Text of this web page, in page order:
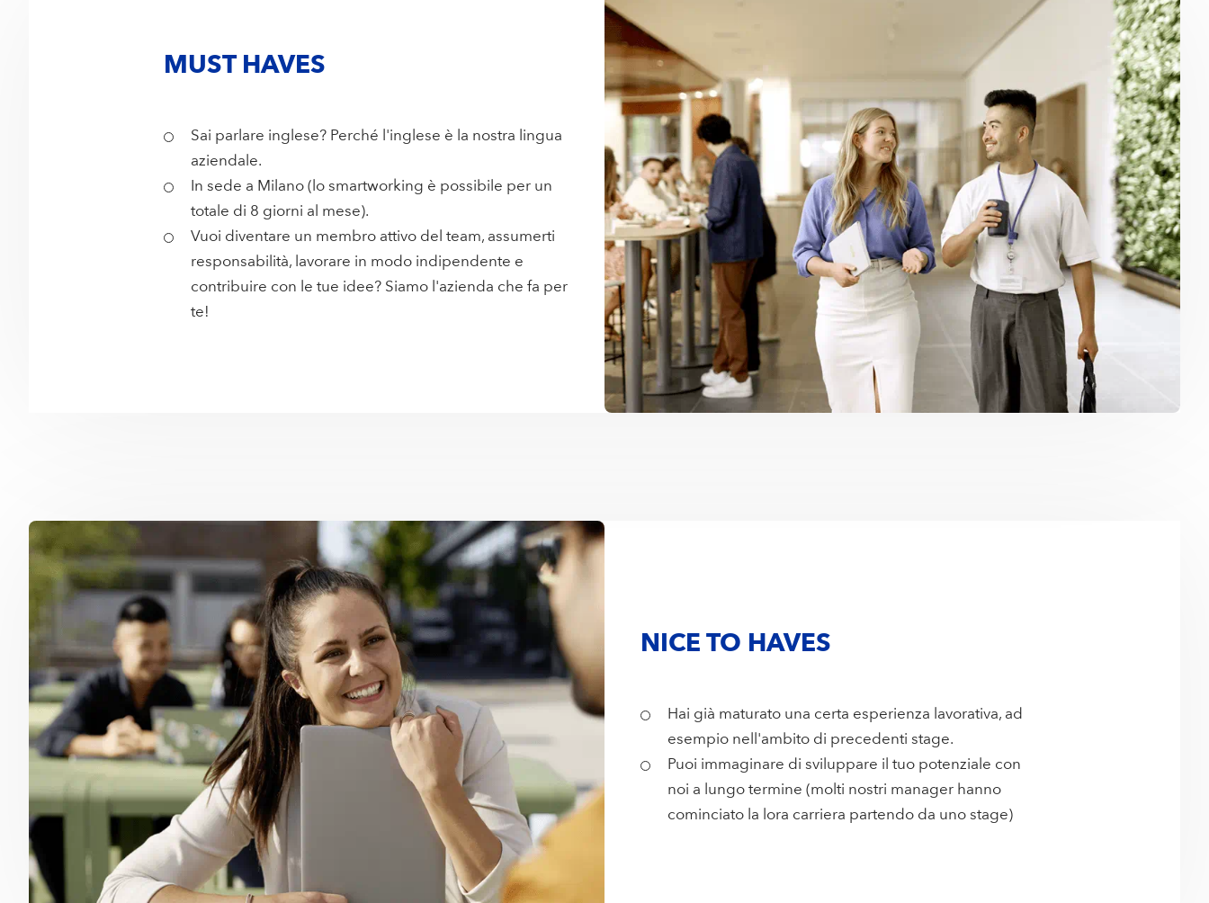
MUST HAVES
Sai parlare inglese? Perché l'inglese è la nostra lingua
aziendale.
In sede a Milano (lo smartworking è possibile per un
totale di 8 giorni al mese).
Vuoi diventare un membro attivo del team, assumerti
responsabilità, lavorare in modo indipendente e
contribuire con le tue idee? Siamo l'azienda che fa per
te!
NICE TO HAVES
Hai già maturato una certa esperienza lavorativa, ad
esempio nell'ambito di precedenti stage.
Puoi immaginare di sviluppare il tuo potenziale con
noi a lungo termine (molti nostri manager hanno
cominciato la lora carriera partendo da uno stage)